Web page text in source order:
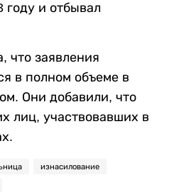
году и отбывал
что заявления
в полном объеме в
Они добавили, что
лиц, участвовавших в
изнасилование